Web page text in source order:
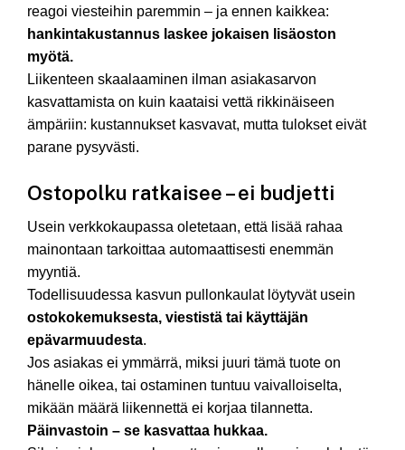
reagoi viesteihin paremmin – ja ennen kaikkea:
hankintakustannus laskee jokaisen lisäoston
myötä.
Liikenteen skaalaaminen ilman asiakasarvon
kasvattamista on kuin kaataisi vettä rikkinäiseen
ämpäriin: kustannukset kasvavat, mutta tulokset eivät
parane pysyvästi.
Ostopolku ratkaisee – ei budjetti
Usein verkkokaupassa oletetaan, että lisää rahaa
mainontaan tarkoittaa automaattisesti enemmän
myyntiä.
Todellisuudessa kasvun pullonkaulat löytyvät usein
ostokokemuksesta, viestistä tai käyttäjän
epävarmuudesta.
Jos asiakas ei ymmärrä, miksi juuri tämä tuote on
hänelle oikea, tai ostaminen tuntuu vaivalloiselta,
mikään määrä liikennettä ei korjaa tilannetta.
Päinvastoin – se kasvattaa hukkaa.